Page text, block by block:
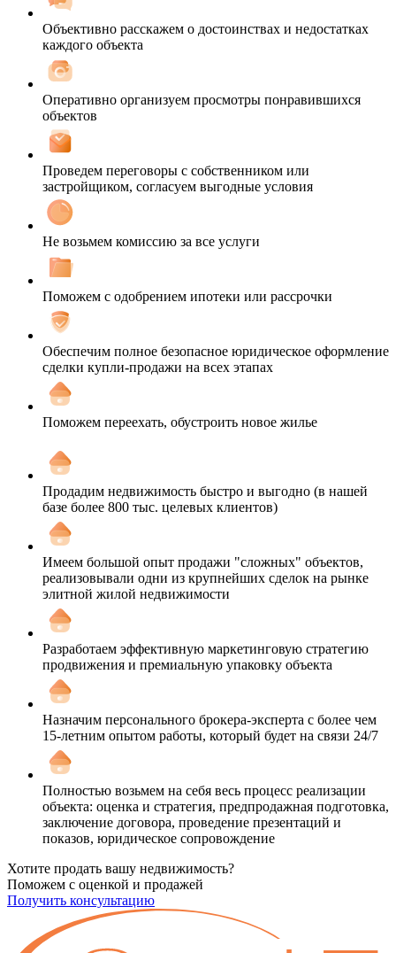
Объективно расскажем о достоинствах и недостатках
каждого объекта
Оперативно организуем просмотры понравившихся
объектов
Проведем переговоры с собственником или
застройщиком, согласуем выгодные условия
Не возьмем комиссию за все услуги
Поможем с одобрением ипотеки или рассрочки
Обеспечим полное безопасное юридическое оформление
сделки купли-продажи на всех этапах
Поможем переехать, обустроить новое жилье
Продадим недвижимость быстро и выгодно (в нашей
базе более 800 тыс. целевых клиентов)
Имеем большой опыт продажи "сложных" объектов,
реализовывали одни из крупнейших сделок на рынке
элитной жилой недвижимости
Разработаем эффективную маркетинговую стратегию
продвижения и премиальную упаковку объекта
Назначим персонального брокера-эксперта с более чем
15-летним опытом работы, который будет на связи 24/7
Полностью возьмем на себя весь процесс реализации
объекта: оценка и стратегия, предпродажная подготовка,
заключение договора, проведение презентаций и
показов, юридическое сопровождение
Хотите продать вашу недвижимость?
Поможем с оценкой и продажей
Получить консультацию